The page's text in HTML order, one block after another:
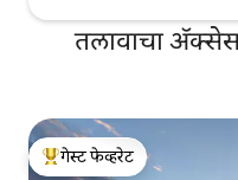
तलावाचा
टॉप गेस्ट फेव्हरेट
गेस्ट फेव्हरेट